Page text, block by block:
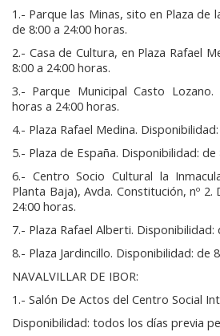
1.- Parque las Minas, sito en Plaza de
de 8:00 a 24:00 horas.
2.- Casa de Cultura, en Plaza Rafael
8:00 a 24:00 horas.
3.- Parque Municipal Casto Lozano.
horas a 24:00 horas.
4.- Plaza Rafael Medina.
5.- Plaza de España. Disponibilidad: de
6.- Centro Socio Cultural la
Planta Baja), Avda. Constitución, nº 2.
24:00 horas.
7.- Plaza Rafael Alberti. Disponibilidad:
8.- Plaza Jardincillo. Disponibilidad: de
NAVALVILLAR DE IBOR:
1.- Salón De Actos del Centro Social
Disponibilidad: todos los días previa